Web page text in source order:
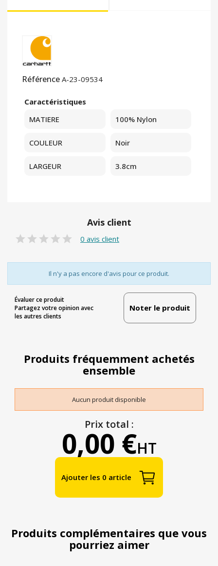
Référence A-23-09534
Caractéristiques
MATIERE
100% Nylon
COULEUR Noir
LARGEUR 3.8cm
Avis client
0 avis client
Il n'y a pas encore d'avis pour ce produit.
Évaluer ce produit
Partagez votre opinion avec
les autres clients
Noter le produit
Produits fréquemment achetés
ensemble
Aucun produit disponible
Prix total :
0,00 €HT
Ajouter les 0 article
Produits complémentaires que vous
pourriez aimer